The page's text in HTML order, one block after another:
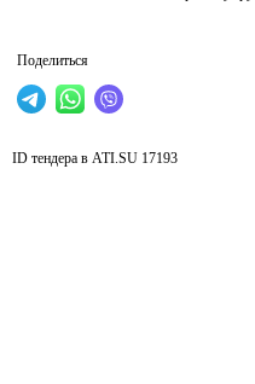
Поделиться
ID тендера в ATI.SU 17193